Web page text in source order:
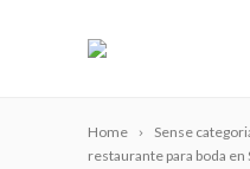
Home
Sense
restaurante para boda en